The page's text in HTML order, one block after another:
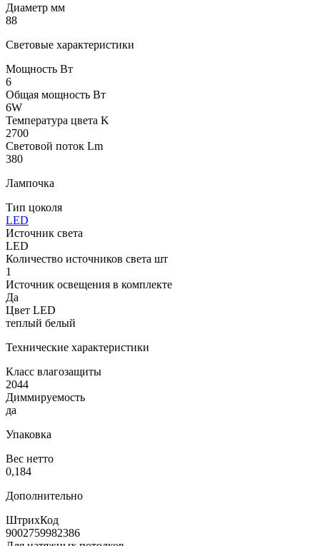
Диаметр мм
88
Световые характеристики
Мощность Вт
6
Общая мощность Вт
6W
Температура цвета K
2700
Световой поток Lm
380
Лампочка
Тип цоколя
LED
Источник света
LED
Количество источников света шт
1
Источник освещения в комплекте
Да
Цвет LED
теплый белый
Технические характеристики
Класс влагозащиты
2044
Диммируемость
да
Упаковка
Вес нетто
0,184
Дополнительно
ШтрихКод
9002759982386